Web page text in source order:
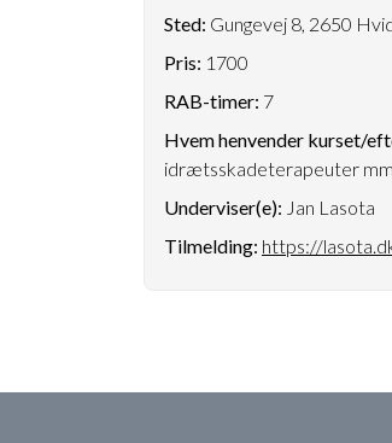
Sted: Gungevej 8, 2650
Pris: 1700
RAB-timer: 7
Hvem henvender kurset/
idrætsskadeterapeuter
Underviser(e): Jan Lasota
Tilmelding: https://